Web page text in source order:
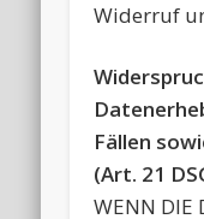
Widerruf
Fällen
(Art. 21
WENN DIE